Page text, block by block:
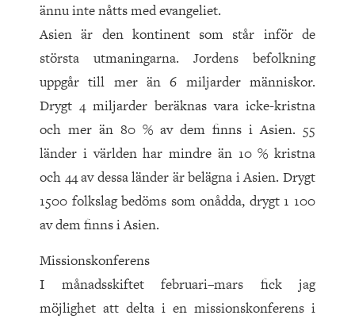
ännu inte nåtts med evangeliet.
Asien är den kontinent som står inför de
största utmaningarna. Jordens befolkning
uppgår till mer än 6 miljarder människor.
Drygt 4 miljarder beräknas vara icke-kristna
och mer än 80 % av dem finns i Asien. 55
länder i världen har mindre än 10 % kristna
och 44 av dessa länder är belägna i Asien. Drygt
1500 folkslag bedöms som onådda, drygt 1 100
av dem finns i Asien.
Missionskonferens
I månadsskiftet februari–mars fick jag
möjlighet att delta i en missionskonferens i